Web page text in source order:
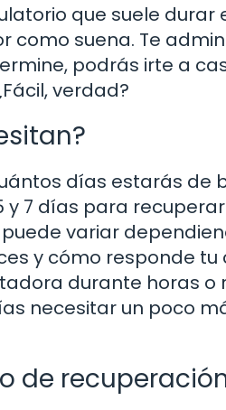
que suele durar
como suena. Te
podrás irte a
verdad?
días estarás de
7 días para
variar
y cómo responde tu
durante horas o
necesitar un poco
de